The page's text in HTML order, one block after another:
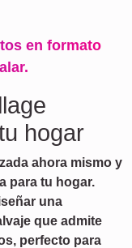
en formato
hogar
ahora mismo y
para tu hogar.
una
que admite
perfecto para